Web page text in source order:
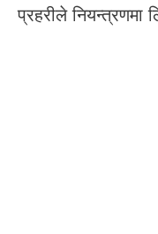
प्रहरीले नियन्त्रणमा